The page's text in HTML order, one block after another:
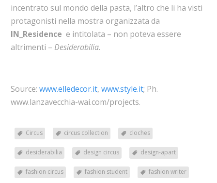
incentrato sul mondo della pasta, l’altro che li ha visti
protagonisti nella mostra organizzata da
IN_Residence e intitolata – non poteva essere
altrimenti – Desiderabilia.
Source: www.elledecor.it, www.style.it; Ph.
www.lanzavecchia-wai.com/projects.
Circus circus collection cloches
desiderabilia design circus design-apart
fashion circus fashion student fashion writer